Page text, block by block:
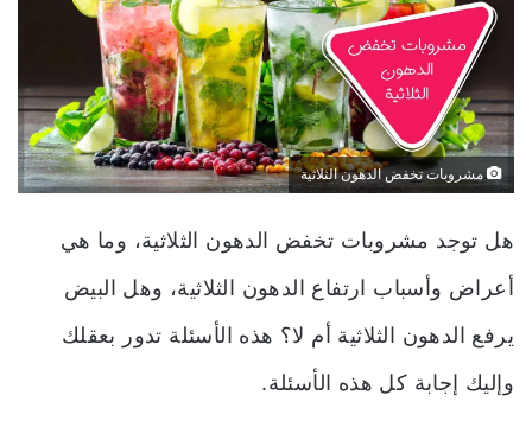
مشروبات تخفض الدهون الثلاثية
هل توجد مشروبات تخفض الدهون الثلاثية، وما هي
أعراض وأسباب ارتفاع الدهون الثلاثية، وهل البيض
يرفع الدهون الثلاثية أم لا؟ هذه الأسئلة تدور بعقلك
وإليك إجابة كل هذه الأسئلة.